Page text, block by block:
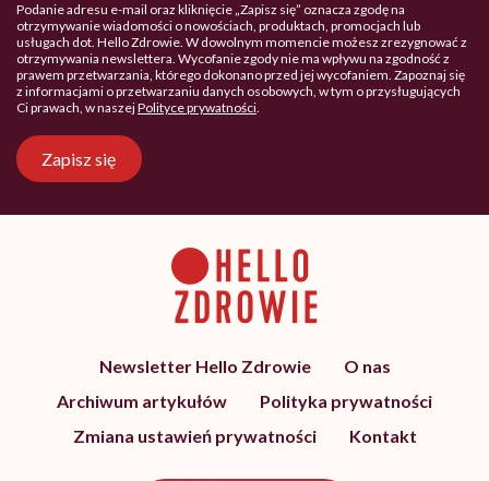
Podanie adresu e-mail oraz kliknięcie „Zapisz się” oznacza zgodę na
otrzymywanie wiadomości o nowościach, produktach, promocjach lub
usługach dot. Hello Zdrowie. W dowolnym momencie możesz zrezygnować z
otrzymywania newslettera. Wycofanie zgody nie ma wpływu na zgodność z
prawem przetwarzania, którego dokonano przed jej wycofaniem. Zapoznaj się
z informacjami o przetwarzaniu danych osobowych, w tym o przysługujących
Ci prawach, w naszejPolityce prywatności.
Zapisz się
Newsletter Hello Zdrowie
O nas
Archiwum artykułów
Polityka prywatności
Zmiana ustawień prywatności
Kontakt